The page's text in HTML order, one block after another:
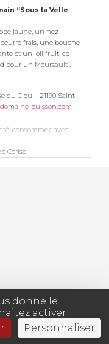
“Sous la Velle
jaune, un nez
frais, une bouche
et un joli fruit, ce
pour un Meursault .
du Clou – 21190 Saint-
buisson.com
consommez avec
Cerise
donne le
activer
Personnaliser